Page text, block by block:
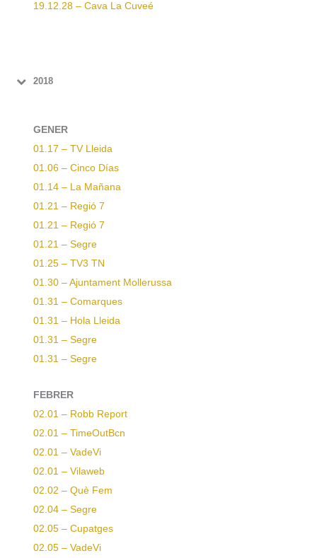
19.12.28 – Cava La Cuveé
2018
GENER
01.17 – TV Lleida
01.06 – Cinco Días
01.14 – La Mañana
01.21 – Regió 7
01.21 – Regió 7
01.21 – Segre
01.25 – TV3 TN
01.30 – Ajuntament Mollerussa
01.31 – Comarques
01.31 – Hola Lleida
01.31 – Segre
01.31 – Segre
FEBRER
02.01 – Robb Report
02.01 – TimeOutBcn
02.01 – VadeVi
02.01 – Vilaweb
02.02 – Què Fem
02.04 – Segre
02.05 – Cupatges
02.05 – VadeVi